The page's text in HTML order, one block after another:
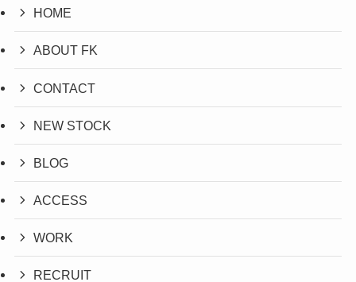
HOME
ABOUT FK
CONTACT
NEW STOCK
BLOG
ACCESS
WORK
RECRUIT